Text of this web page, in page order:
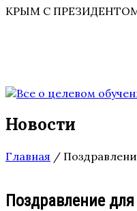
КРЫМ С
Новости
Главная /
Поздравление